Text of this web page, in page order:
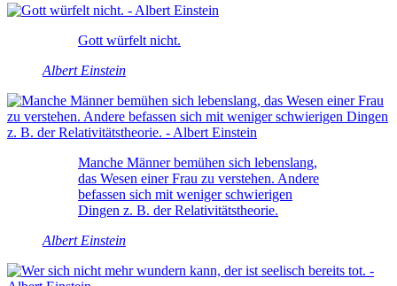
Gott würfelt nicht.
Albert Einstein
Manche Männer bemühen sich lebenslang,
das Wesen einer Frau zu verstehen. Andere
befassen sich mit weniger schwierigen
Dingen z. B. der Relativitätstheorie.
Albert Einstein